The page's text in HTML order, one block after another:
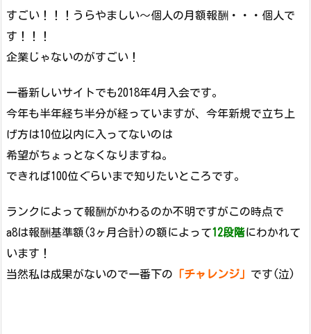
すごい！！！うらやましい～個人の月額報酬・・・個人で
す！！！
企業じゃないのがすごい！
一番新しいサイトでも2018年4月入会です。
今年も半年経ち半分が経っていますが、今年新規で立ち上
げ方は10位以内に入ってないのは
希望がちょっとなくなりますね。
できれば100位ぐらいまで知りたいところです。
ランクによって報酬がかわるのか不明ですがこの時点で
a8は報酬基準額(3ヶ月合計)の額によって12段階にわかれて
います！
当然私は成果がないので一番下の 「チャレンジ」 です(泣)